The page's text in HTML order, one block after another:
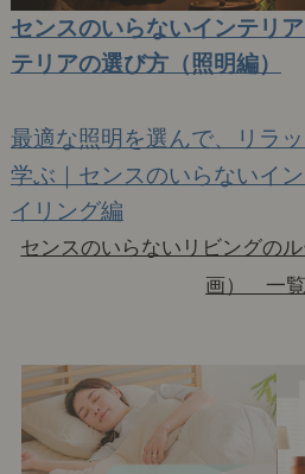
センスのいらないインテリ
テリアの選び方（照明編）
最適な照明を選んで、リラッ
学ぶ｜センスのいらないイ
イリング編
センスのいらないリビングの
画） 一